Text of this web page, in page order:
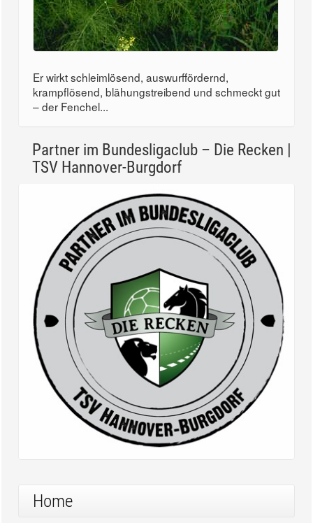
Er wirkt schleimlösend, auswurffördernd,
krampflösend, blähungstreibend und schmeckt gut
– der Fenchel...
Partner im Bundesligaclub – Die Recken |
TSV Hannover-Burgdorf
Home